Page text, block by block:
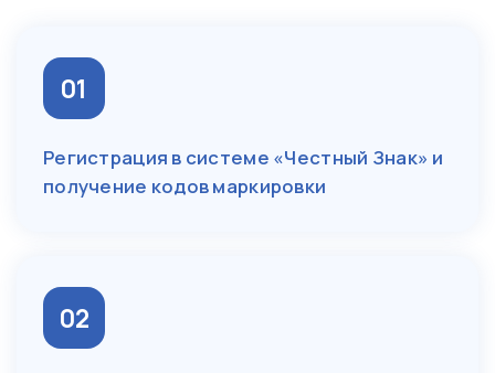
01
Регистрация в системе «Честный Знак» и
получение кодов маркировки
02